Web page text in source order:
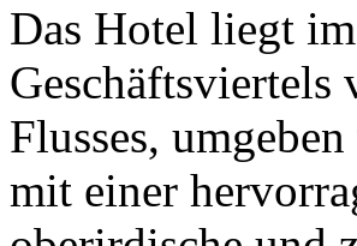
Das Hotel liegt
Geschäftsviertels
Flusses,
mit einer